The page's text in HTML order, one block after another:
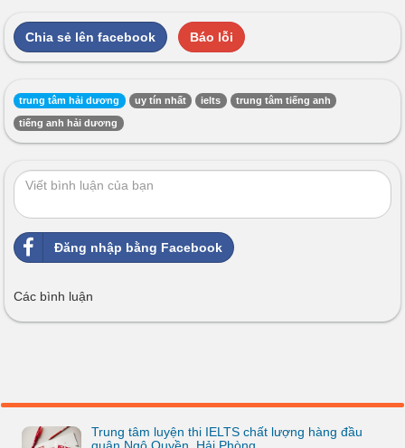
Chia sẻ lên facebook Báo lỗi
trung tâm hải dương uy tín nhất ielts trung tâm tiếng anh
tiếng anh hải dương
Đăng nhập bằng Facebook
Các bình luận
Trung tâm luyện thi IELTS chất lượng hàng đầu